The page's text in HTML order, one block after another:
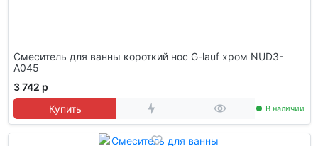
Смеситель для ванны короткий нос G-lauf хром NUD3-
A045
3 742 р
Купить
В наличии